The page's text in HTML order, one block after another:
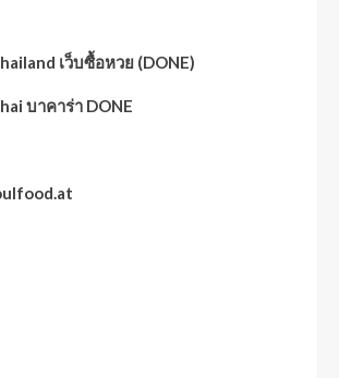
เว็บซื้อหวย (DONE)
บาคาร่า DONE